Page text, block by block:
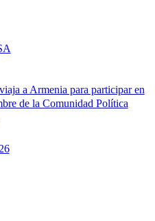
a Armenia para participar en
de la Comunidad Política